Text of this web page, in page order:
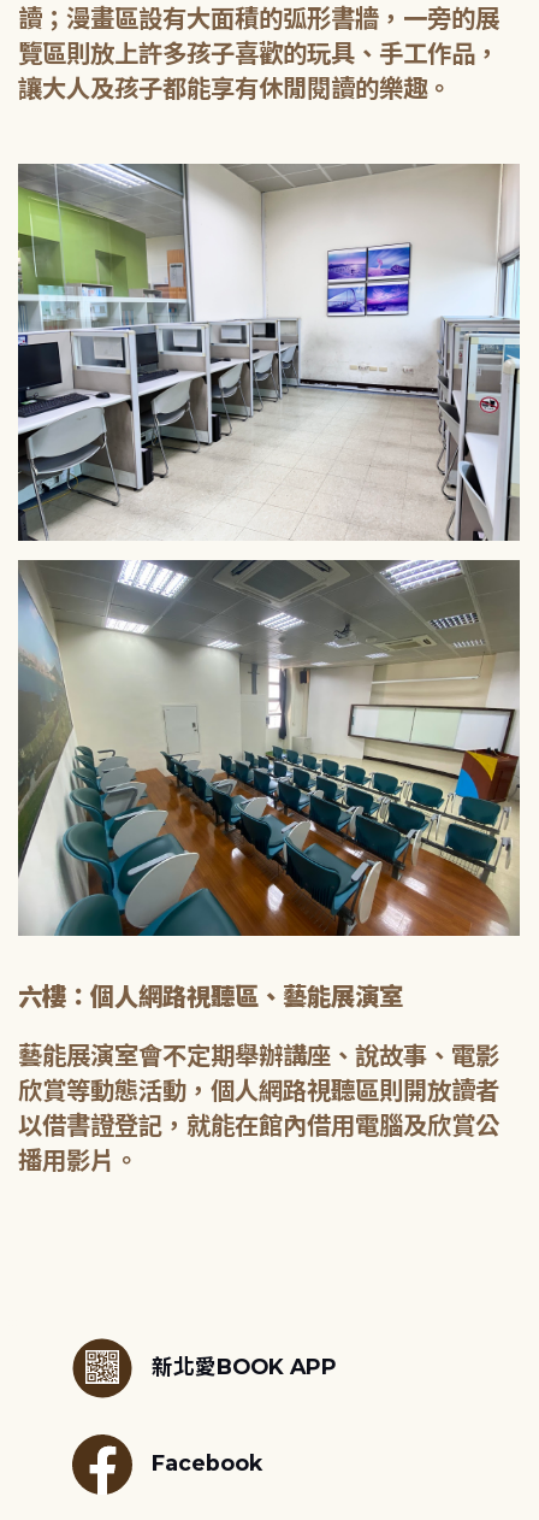
讀；漫畫區設有大面積的弧形書牆，一旁的展
覽區則放上許多孩子喜歡的玩具、手工作品，
讓大人及孩子都能享有休閒閱讀的樂趣。
六樓：個人網路視聽區、藝能展演室
藝能展演室會不定期舉辦講座、說故事、電影
欣賞等動態活動，個人網路視聽區則開放讀者
以借書證登記，就能在館內借用電腦及欣賞公
播用影片。
新北愛BOOK APP
Facebook